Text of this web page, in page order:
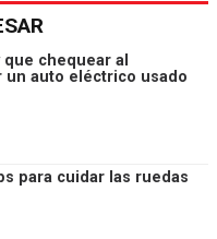
que chequear al
un auto eléctrico usado
para cuidar las ruedas